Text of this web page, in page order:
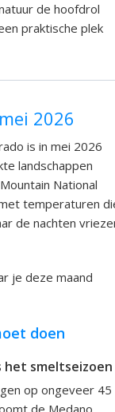
de hoofdrol
praktische plek
2026
is in mei 2026
landschappen
National
temperaturen
de nachten
je deze maand
doen
het smeltseizoen
op ongeveer 45
de Medano